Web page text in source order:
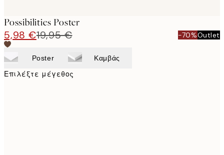
Possibilities Poster
5,98 €19,95 € -70%Outlet
Poster Καμβάς
Επιλέξτε μέγεθος